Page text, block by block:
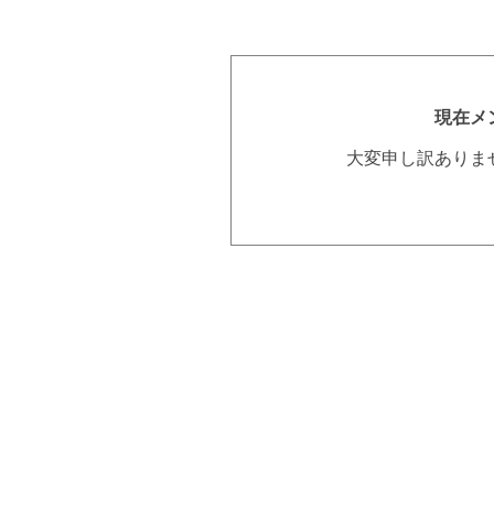
現在メ
大変申し訳あり